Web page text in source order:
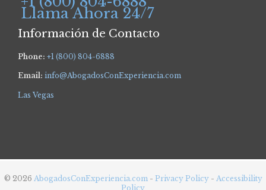
Llama Ahora 24/7
Información de Contacto
Phone: +1 (800) 804-6888
Email: info@AbogadosConExperiencia.com
Las Vegas
© 2026 AbogadosConExperiencia.com- Privacy Policy - Accessibility
Policy